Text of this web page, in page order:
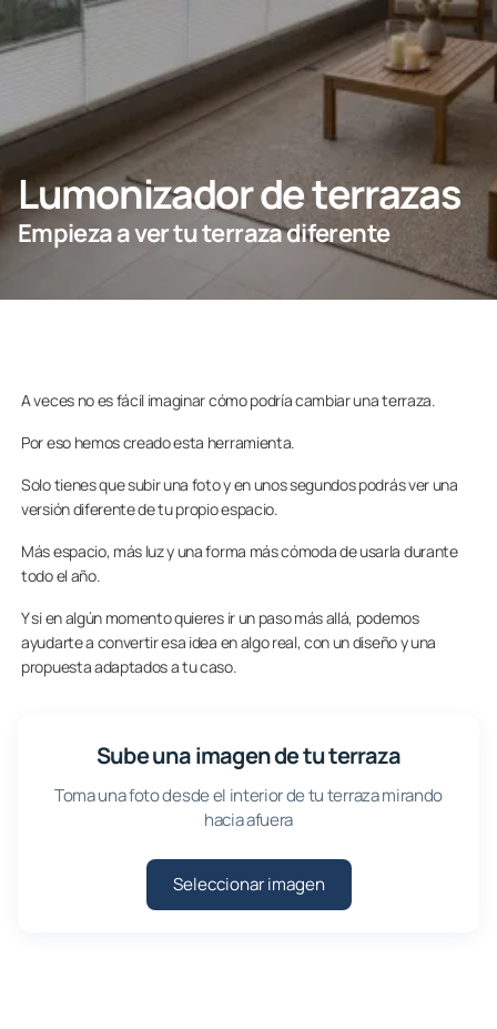
Profesionales
Grupo Lumon
Contacto
PIDE ASESORAMIENTO AQUÍ
Lumonizador de terrazas
Empieza a ver tu terraza diferente
A veces no es fácil imaginar cómo podría cambiar una terraza.
Por eso hemos creado esta herramienta.
Solo tienes que subir una foto y en unos segundos podrás ver una
versión diferente de tu propio espacio.
Más espacio, más luz y una forma más cómoda de usarla durante
todo el año.
Y si en algún momento quieres ir un paso más allá, podemos
ayudarte a convertir esa idea en algo real, con un diseño y una
propuesta adaptados a tu caso.
Sube una imagen de tu terraza
Toma una foto desde el interior de tu terraza mirando
hacia afuera
Seleccionar imagen